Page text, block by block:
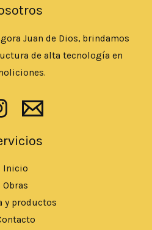
Juan de Dios, brindamos
de alta tecnología en
Inicio
Obras
y productos